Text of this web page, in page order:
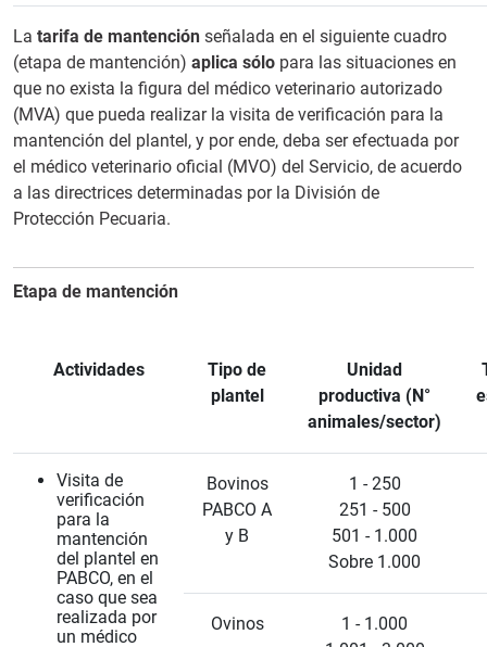
La tarifa de mantención señalada en el siguiente cuadro
(etapa de mantención) aplica sólo para las situaciones en
que no exista la figura del médico veterinario autorizado
(MVA) que pueda realizar la visita de verificación para la
mantención del plantel, y por ende, deba ser efectuada por
el médico veterinario oficial (MVO) del Servicio, de acuerdo
a las directrices determinadas por la División de
Protección Pecuaria.
Etapa de mantención
Actividades
Tipo de
plantel
Unidad
productiva (N°
animales/sector)
Visita de
verificación
para la
mantención
del plantel en
PABCO, en el
caso que sea
realizada por
un médico
Bovinos
PABCO A
y B
1 - 250
251 - 500
501 - 1.000
Sobre 1.000
Ovinos
1 - 1.000